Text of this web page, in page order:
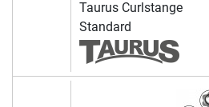
Taurus Curlstange
Standard